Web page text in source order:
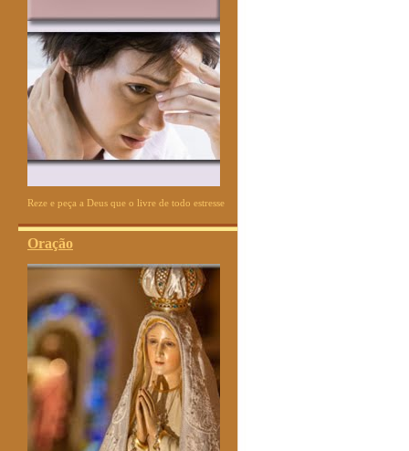
Reze e peça a Deus que o livre de todo estresse
Oração